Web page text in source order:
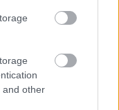
and other